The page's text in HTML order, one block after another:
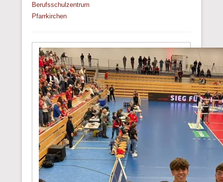
Berufsschulzentrum
Pfarrkirchen